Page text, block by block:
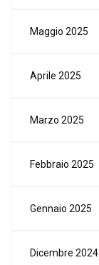
Maggio 2025
Aprile 2025
Marzo 2025
Febbraio 2025
Gennaio 2025
Dicembre 2024